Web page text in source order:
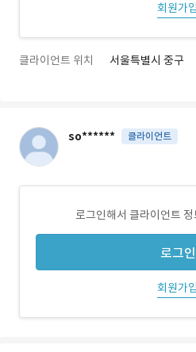
회원가입
클라이언트 위치 서울특별시 중구
so****** 클라이언트
로그인해서 클라이언트
로그인
회원가입